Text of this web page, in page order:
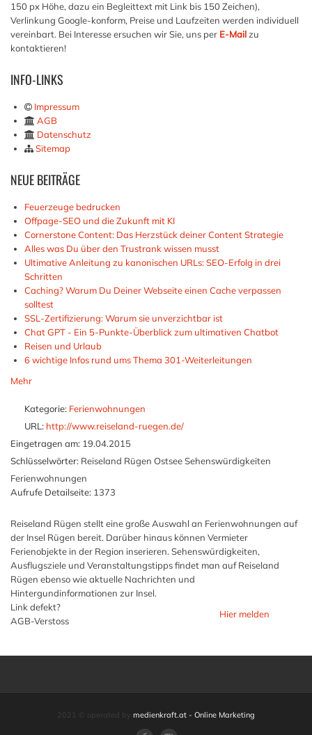
150 px Höhe, dazu ein Begleittext mit Link bis 150 Zeichen),
Verlinkung Google-konform, Preise und Laufzeiten werden individuell
vereinbart. Bei Interesse ersuchen wir Sie, uns per E-Mailzu
kontaktieren!
INFO-LINKS
Impressum
AGB
Datenschutz
Sitemap
NEUEBEITRÄGE
Feuerzeuge bedrucken
Offpage-SEO und die Zukunft mit KI
Cornerstone Content: Das Herzstück deiner Content Strategie
Alles was Du über den Trustrank wissen musst
Ultimative Anleitung zu kanonischen URLs: SEO-Erfolg in drei
Schritten
Caching? Warum Du Deiner Webseite einen Cache verpassen
solltest
SSL-Zertifizierung: Warum sie unverzichtbar ist
Chat GPT - Ein 5-Punkte-Überblick zum ultimativen Chatbot
Reisen und Urlaub
6 wichtige Infos rund ums Thema 301-Weiterleitungen
Mehr
Kategorie: Ferienwohnungen
URL: http://www.reiseland-ruegen.de/
Eingetragen am: 19.04.2015
Schlüsselwörter: Reiseland Rügen Ostsee Sehenswürdigkeiten
Ferienwohnungen
Aufrufe Detailseite: 1373
Reiseland Rügen stellt eine große Auswahl an Ferienwohnungen auf
der Insel Rügen bereit. Darüber hinaus können Vermieter
Ferienobjekte in der Region inserieren. Sehenswürdigkeiten,
Ausflugsziele und Veranstaltungstipps findet man auf Reiseland
Rügen ebenso wie aktuelle Nachrichten und
Hintergundinformationen zur Insel.
Link defekt?
AGB-Verstoss
Hier melden
2021 © operated by medienkraft.at - Online Marketing